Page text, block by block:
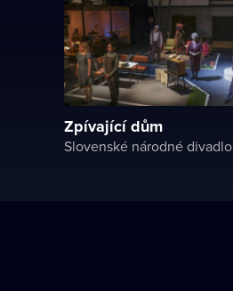
Zpívající dům
Slovenské národné divadlo